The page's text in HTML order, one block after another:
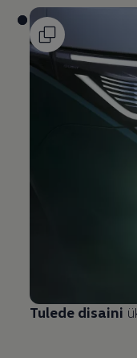
Tulede disaini